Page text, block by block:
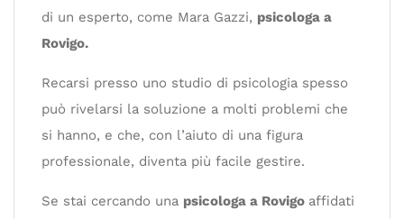
di un esperto, come Mara Gazzi, psicologa a
Rovigo.
Recarsi presso uno studio di psicologia spesso
può rivelarsi la soluzione a molti problemi che
si hanno, e che, con l’aiuto di una figura
professionale, diventa più facile gestire.
Se stai cercando una psicologa a Rovigo affidati